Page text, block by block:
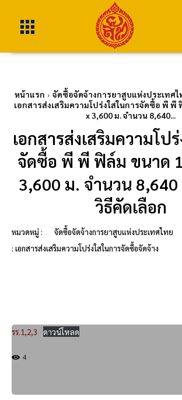
หน้าแรก จัดซื้อจัดจ้างการยาสูบแห่งประเทศไ
เอกสารส่งเสริมความโปร่งใสในการจัดซื้อ พี พี
x 3,600 ม. จำนวน 8,640...
เอกสารส่งเสริมความโป
จัดซื้อ พี พี ฟิล์ม ขนาด
3,600 ม. จำนวน 8,640
วิธีคัดเลือก
หมวดหมู่ : จัดซื้อจัดจ้างการยาสูบแห่งประเทศไทย
: เอกสารส่งเสริมความโปร่งใสในการจัดซื้อจัดจ้าง
รร.1,2,3 ดาวน์โหลด
4